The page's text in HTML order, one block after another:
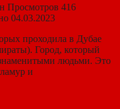
Просмотров 416
04.03.2023
проходила в Дубае
Город, который
людьми. Это
и